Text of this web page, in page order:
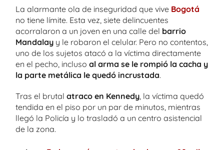
La alarmante ola de inseguridad que vive Bogotá
no tiene límite. Esta vez, siete delincuentes
acorralaron a un joven en una calle del barrio
Mandalay y le robaron el celular. Pero no contentos,
uno de los sujetos atacó a la víctima directamente
en el pecho, incluso al arma se le rompió la cacha y
la parte metálica le quedó incrustada.
Tras el brutal atraco en Kennedy , la víctima quedó
tendida en el piso por un par de minutos, mientras
llegó la Policía y lo trasladó a un centro asistencial
de la zona.